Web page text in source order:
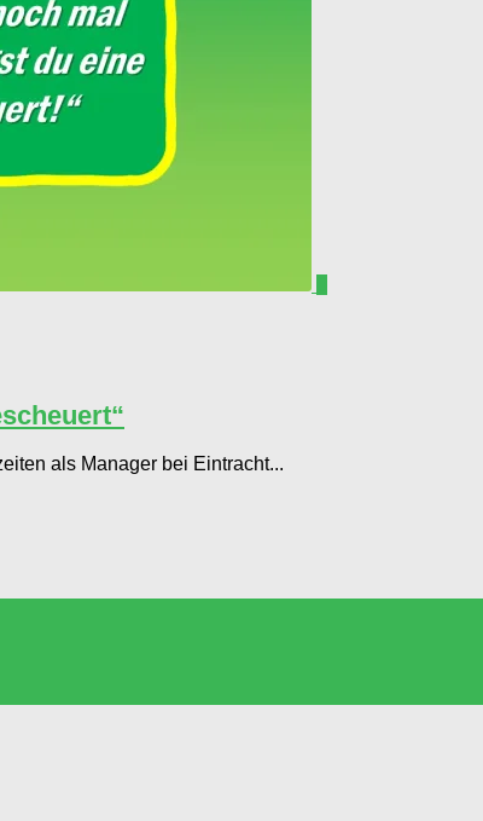
als Manager bei Eintracht...